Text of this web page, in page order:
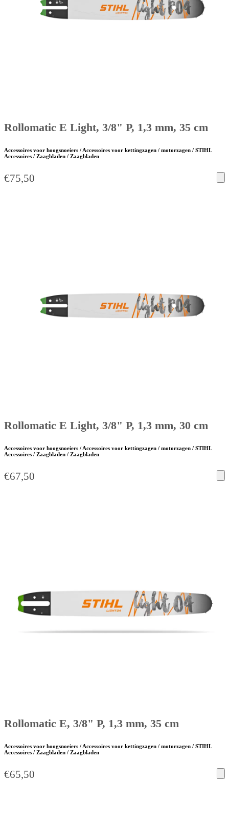
Rollomatic E Light, 3/8" P, 1,3 mm, 35 cm
Accessoires voor hoogsnoeiers / Accessoires voor kettingzagen / motorzagen / STIHL
Accessoires / Zaagbladen / Zaagbladen
€75,50
Rollomatic E Light, 3/8" P, 1,3 mm, 30 cm
Accessoires voor hoogsnoeiers / Accessoires voor kettingzagen / motorzagen / STIHL
Accessoires / Zaagbladen / Zaagbladen
€67,50
Rollomatic E, 3/8" P, 1,3 mm, 35 cm
Accessoires voor hoogsnoeiers / Accessoires voor kettingzagen / motorzagen / STIHL
Accessoires / Zaagbladen / Zaagbladen
€65,50